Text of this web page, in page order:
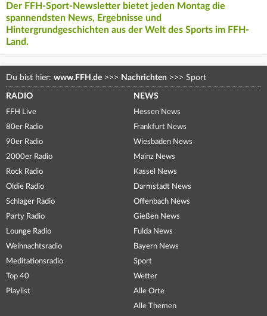
Der FFH-Sport-Newsletter bietet jeden Montag die
spannendsten News, Ergebnisse und
Hintergrundgeschichten aus der Welt des Sports im FFH-
Land.
Du bist hier: www.FFH.de >>> Nachrichten >>> Sport
RADIO
FFH Live
80er Radio
90er Radio
2000er Radio
Rock Radio
Oldie Radio
Schlager Radio
Party Radio
Lounge Radio
Weihnachtsradio
Meditationsradio
Top 40
Playlist
NEWS
Hessen News
Frankfurt News
Wiesbaden News
Mainz News
Kassel News
Darmstadt News
Offenbach News
Gießen News
Fulda News
Bayern News
Sport
Wetter
Alle Orte
Alle Themen